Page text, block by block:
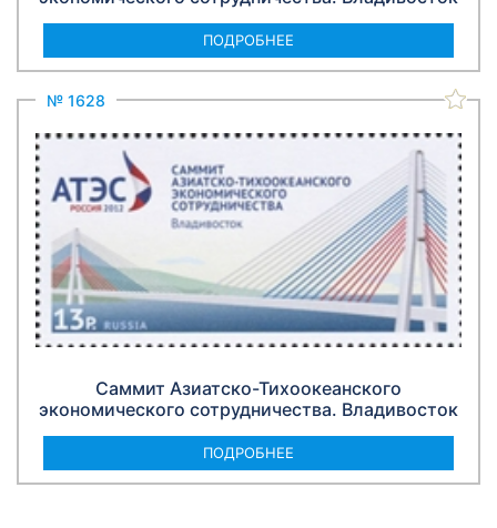
ПОДРОБНЕЕ
№ 1628
Саммит Азиатско-Тихоокеанского
экономического сотрудничества. Владивосток
ПОДРОБНЕЕ